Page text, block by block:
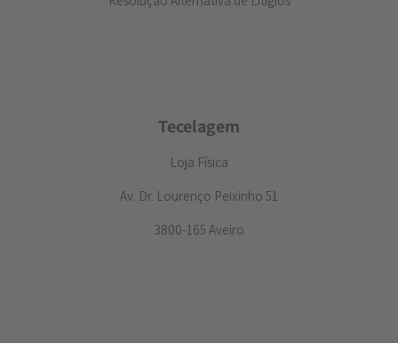
Tecelagem
Loja Física
Av. Dr. Lourenço Peixinho 51
3800-165 Aveiro